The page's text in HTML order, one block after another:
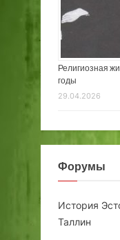
Религиозная
годы
29.04.2026
Форумы
История
Таллин